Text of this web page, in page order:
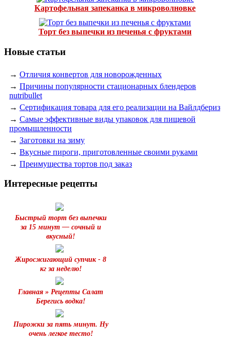
Картофельная запеканка в микроволновке
Торт без выпечки из печенья с фруктами
Новые статьи
→ Отличия конвертов для новорожденных
→ Причины популярности стационарных блендеров
nutribullet
→ Сертификация товара для его реализации на Вайлдбериз
→ Самые эффективные виды упаковок для пищевой
промышленности
→ Заготовки на зиму
→ Вкусные пироги, приготовленные своими руками
→ Преимущества тортов под заказ
Интересные рецепты
Быстрый торт без выпечки
за 15 минут — сочный и
вкусный!
Жиросжигающий супчик - 8
кг за неделю!
Главная » Рецепты Салат
Берегись водка!
Пирожки за пять минут. Ну
очень легкое тесто!